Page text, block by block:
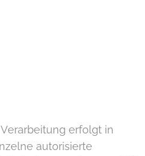
erfolgt in
autorisierte